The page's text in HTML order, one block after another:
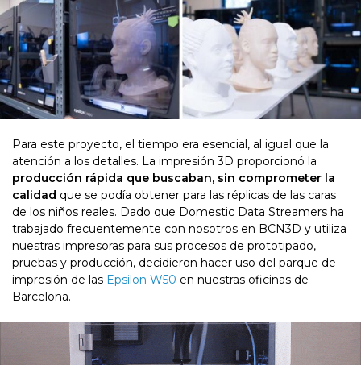
Para este proyecto, el tiempo era esencial, al igual que la
atención a los detalles. La impresión 3D proporcionó la
producción rápida que buscaban, sin comprometer la
calidad que se podía obtener para las réplicas de las caras
de los niños reales. Dado que Domestic Data Streamers ha
trabajado frecuentemente con nosotros en BCN3D y utiliza
nuestras impresoras para sus procesos de prototipado,
pruebas y producción, decidieron hacer uso del parque de
impresión de las Epsilon W50 en nuestras oficinas de
Barcelona.